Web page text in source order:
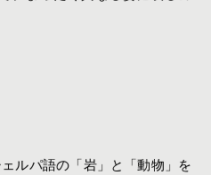
ェルパ語の「岩」と「動物」を